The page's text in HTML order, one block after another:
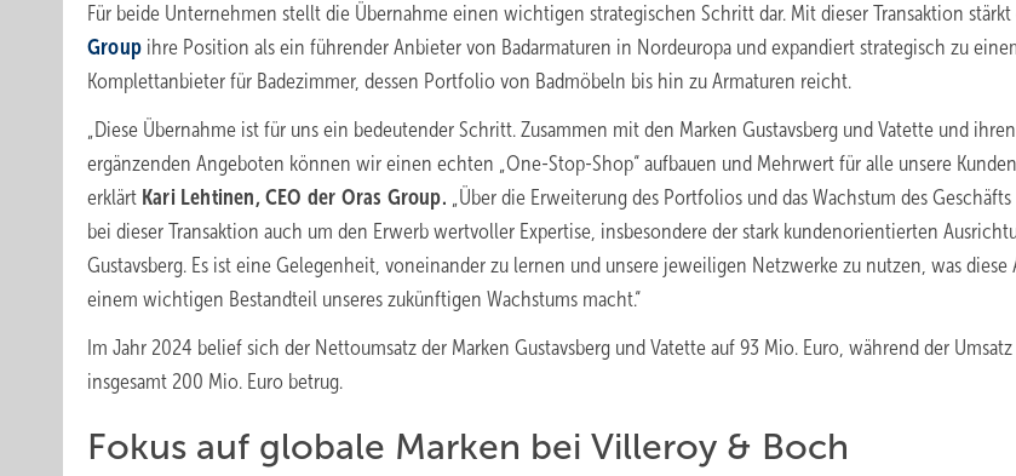
Für beide Unternehmen stellt die Übernahme einen wichtigen strategischen Schritt dar. Mit dieser Transaktion stärkt
Group ihre Position als ein führender Anbieter von Badarmaturen in Nordeuropa und expandiert strategisch zu
Komplettanbieter für Badezimmer, dessen Portfolio von Badmöbeln bis hin zu Armaturen reicht.
„Diese Übernahme ist für uns ein bedeutender Schritt. Zusammen mit den Marken Gustavsberg und Vatette und
ergänzenden Angeboten können wir einen echten „One-Stop-Shop“ aufbauen und Mehrwert für alle unsere Kunden
erklärt Kari Lehtinen, CEO der Oras Group. „Über die Erweiterung des Portfolios und das Wachstum des
bei dieser Transaktion auch um den Erwerb wertvoller Expertise, insbesondere der stark kundenorientierten
Gustavsberg. Es ist eine Gelegenheit, voneinander zu lernen und unsere jeweiligen Netzwerke zu nutzen, was diese
einem wichtigen Bestandteil unseres zukünftigen Wachstums macht.“
Im Jahr 2024 belief sich der Nettoumsatz der Marken Gustavsberg und Vatette auf 93 Mio. Euro, während der
insgesamt 200 Mio. Euro betrug.
Fokus auf globale Marken bei Villeroy & Boch